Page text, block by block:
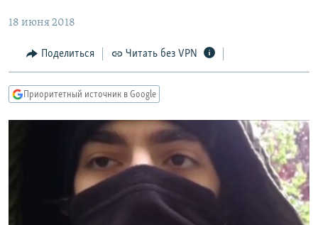
Вернутся
Вернутся
МНЕНИЯ
КУЛЬТУРА
КАВКАЗ.РЕАЛИИ
СИБИРЬ.РЕАЛИИ
РАСПИСАНИЕ ВЕЩАНИЯ
ПОДПИШИТЕСЬ НА РАССЫЛКУ
18 июня 2018
Поделиться Читать без VPN
Приоритетный источник в Google